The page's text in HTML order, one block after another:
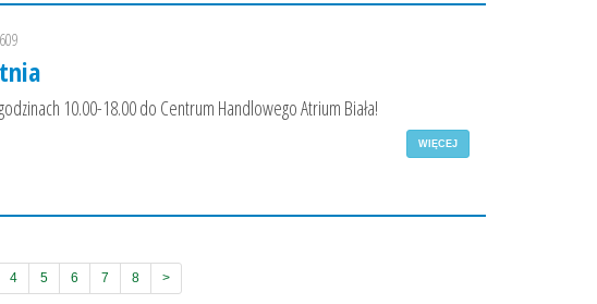
10.00-18.00 do Centrum Handlowego Atrium Biała!
WIĘCEJ
4 5 6 7 8 >